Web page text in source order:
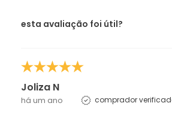
esta avaliação foi útil?
Joliza N
há um ano comprador